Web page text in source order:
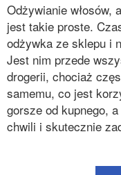
Odżywianie włosów,
jest takie proste.
odżywka ze sklepu i
Jest nim przede
drogerii, chociaż
samemu, co jest
gorsze od kupnego,
chwili i skutecznie